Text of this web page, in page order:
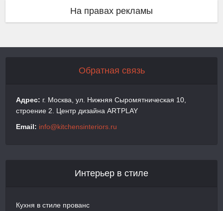
На правах рекламы
Обратная связь
Адрес: г. Москва, ул. Нижняя Сыромятническая 10,
строение 2. Центр дизайна ARTPLAY
Email: info@kitchensinteriors.ru
Интерьер в стиле
Кухня в стиле прованс